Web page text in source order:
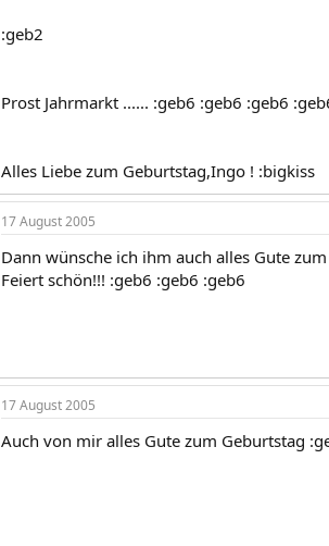
:geb2
Prost Jahrmarkt ...... :geb6 :geb6 :geb6
Alles Liebe zum Geburtstag,Ingo ! :bigkiss
17 August 2005
Dann wünsche ich ihm auch alles Gute
Feiert schön!!! :geb6 :geb6 :geb6
17 August 2005
Auch von mir alles Gute zum Geburtstag